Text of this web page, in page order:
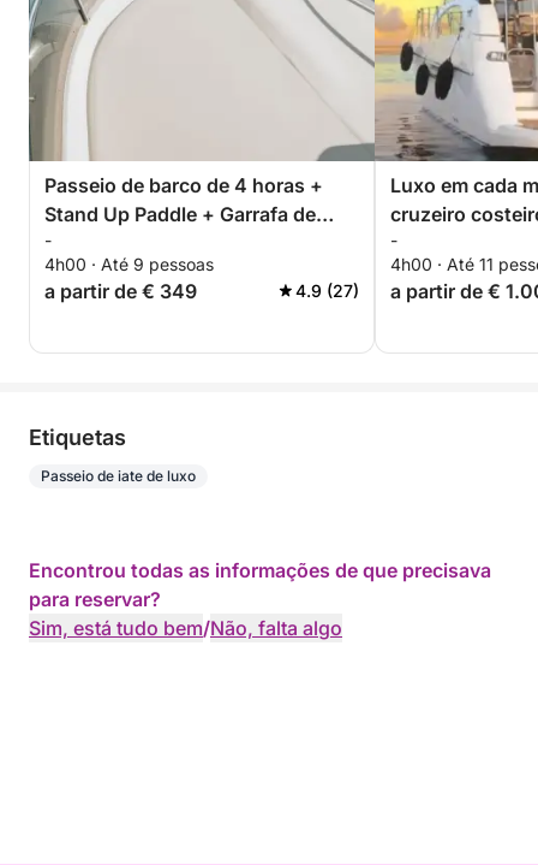
Passeio de barco de 4 horas +
Stand Up Paddle + Garrafa de
Cava premium - TUDO INCLUSO
-
4h00 · Até 9 pessoas
a partir de € 349 4.9 (27)
Luxo em cada
cruzeiro
Torrevieja
-
4h00 · Até 11
a partir de €
Etiquetas
Passeio de iate de luxo
Encontrou todas as informações de que precisava
para reservar?
Sim, está tudo bem/Não, falta algo